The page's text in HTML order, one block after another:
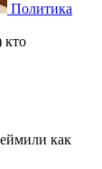
Политика
как